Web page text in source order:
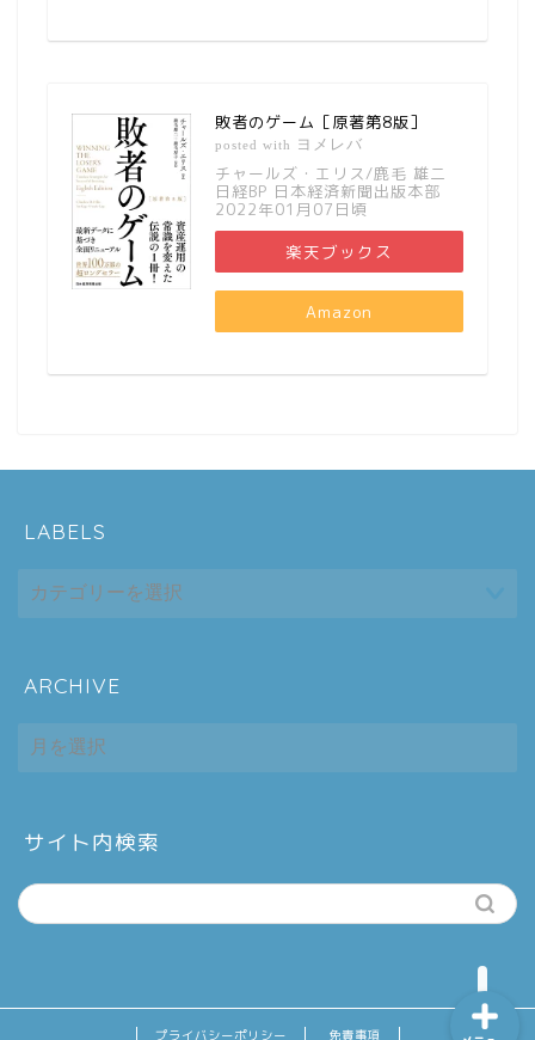
敗者のゲーム［原著第8版］
posted with ヨメレバ
チャールズ・エリス/鹿毛 雄二
日経BP 日本経済新聞出版本部
2022年01月07日頃
楽天ブックス
Amazon
LABELS
ARCHIVE
ARCHIVE
サイト内検索
プライバシーポリシー 免責事項